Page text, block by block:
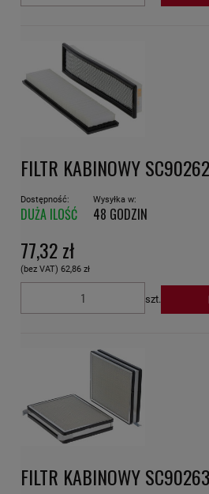
FILTR KABINOWY SC90262
Dostępność:
DUŻA ILOŚĆ
Wysyłka w:
48 GODZIN
77,32 zł
(bez VAT) 62,86 zł
szt.
FILTR KABINOWY SC90263